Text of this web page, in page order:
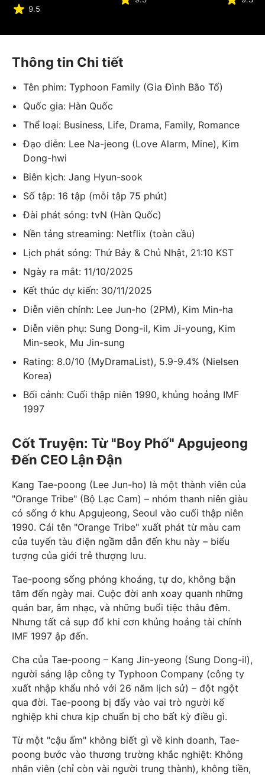
9.5
Thông tin Chi tiết
Tên phim: Typhoon Family (Gia Đình Bão Tố)
Quốc gia: Hàn Quốc
Thể loại: Business, Life, Drama, Family, Romance
Đạo diễn: Lee Na-jeong (Love Alarm, Mine), Kim
Dong-hwi
Biên kịch: Jang Hyun-sook
Số tập: 16 tập (mỗi tập 75 phút)
Đài phát sóng: tvN (Hàn Quốc)
Nền tảng streaming: Netflix (toàn cầu)
Lịch phát sóng: Thứ Bảy & Chủ Nhật, 21:10 KST
Ngày ra mắt: 11/10/2025
Kết thúc dự kiến: 30/11/2025
Diễn viên chính: Lee Jun-ho (2PM), Kim Min-ha
Diễn viên phụ: Sung Dong-il, Kim Ji-young, Kim
Min-seok, Mu Jin-sung
Rating: 8.0/10 (MyDramaList), 5.9-9.4% (Nielsen
Korea)
Bối cảnh: Cuối thập niên 1990, khủng hoảng IMF
1997
Cốt Truyện: Từ "Boy Phố" Apgujeong
Đến CEO Lận Đận
Kang Tae-poong (Lee Jun-ho) là một thành viên của
"Orange Tribe" (Bộ Lạc Cam) – nhóm thanh niên giàu
có sống ở khu Apgujeong, Seoul vào cuối thập niên
1990. Cái tên "Orange Tribe" xuất phát từ màu cam
của tuyến tàu điện ngầm dẫn đến khu này – biểu
tượng của giới trẻ thượng lưu.
Tae-poong sống phóng khoáng, tự do, không bận
tâm đến ngày mai. Cuộc đời anh xoay quanh những
quán bar, âm nhạc, và những buổi tiệc thâu đêm.
Nhưng tất cả sụp đổ khi cơn khủng hoảng tài chính
IMF 1997 ập đến.
Cha của Tae-poong – Kang Jin-yeong (Sung Dong-il),
người sáng lập công ty Typhoon Company (công ty
xuất nhập khẩu nhỏ với 26 năm lịch sử) – đột ngột
qua đời. Tae-poong bị đẩy vào vai trò người kế
nghiệp khi chưa kịp chuẩn bị cho bất kỳ điều gì.
Từ một "cậu ấm" không biết gì về kinh doanh, Tae-
poong bước vào thương trường khắc nghiệt: Không
nhân viên (chỉ còn vài người trung thành), không tiền,